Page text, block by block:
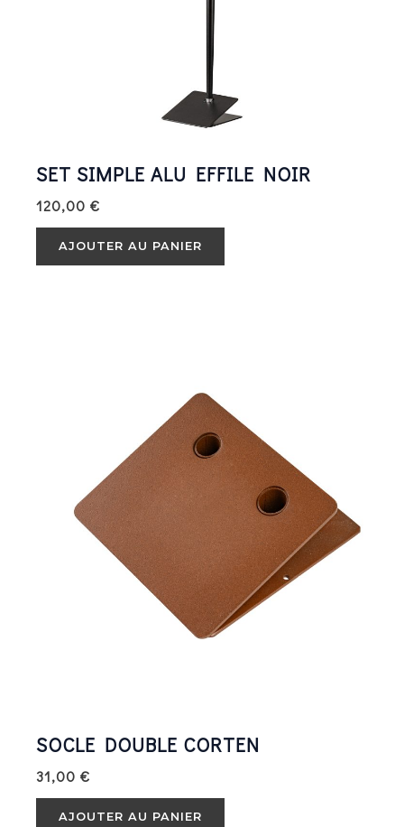
SET SIMPLE ALU EFFILE NOIR
120,00 €
AJOUTER AU PANIER
SOCLE DOUBLE CORTEN
31,00 €
AJOUTER AU PANIER